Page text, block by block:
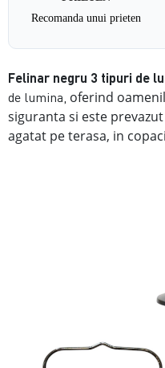
Recomanda unui prieten
Felinar negru 3 tipuri de
de lumina, oferind
siguranta si este
agatat pe terasa, in